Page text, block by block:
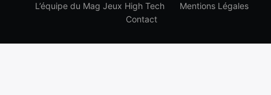
L’équipe du Mag Jeux High Tech
Mentions Légales
Contact